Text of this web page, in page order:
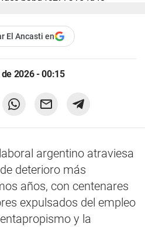
El Ancasti en
2026 - 00:15
argentino atraviesa
deterioro más
años, con centenares
expulsados del empleo
y la